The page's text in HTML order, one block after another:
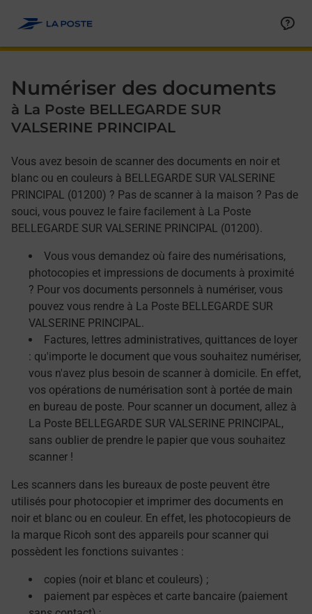
Numériser des documents
à La Poste BELLEGARDE SUR
VALSERINE PRINCIPAL
Vous avez besoin de scanner des documents en noir et
blanc ou en couleurs à BELLEGARDE SUR VALSERINE
PRINCIPAL (01200) ? Pas de scanner à la maison ? Pas de
souci, vous pouvez le faire facilement à La Poste
BELLEGARDE SUR VALSERINE PRINCIPAL (01200).
Vous vous demandez où faire des numérisations,
photocopies et impressions de documents à proximité
? Pour vos documents personnels à numériser, vous
pouvez vous rendre à La Poste BELLEGARDE SUR
VALSERINE PRINCIPAL.
Factures, lettres administratives, quittances de loyer
: qu'importe le document que vous souhaitez numériser,
vous n'avez plus besoin de scanner à domicile. En effet,
vos opérations de numérisation sont à portée de main
en bureau de poste. Pour scanner un document, allez à
La Poste BELLEGARDE SUR VALSERINE PRINCIPAL,
sans oublier de prendre le papier que vous souhaitez
scanner !
Les scanners dans les bureaux de poste peuvent être
utilisés pour photocopier et imprimer des documents en
noir et blanc ou en couleur. En effet, les photocopieurs de
la marque Ricoh sont des appareils pour scanner qui
possèdent les fonctions suivantes :
copies (noir et blanc et couleurs) ;
paiement par espèces et carte bancaire (paiement